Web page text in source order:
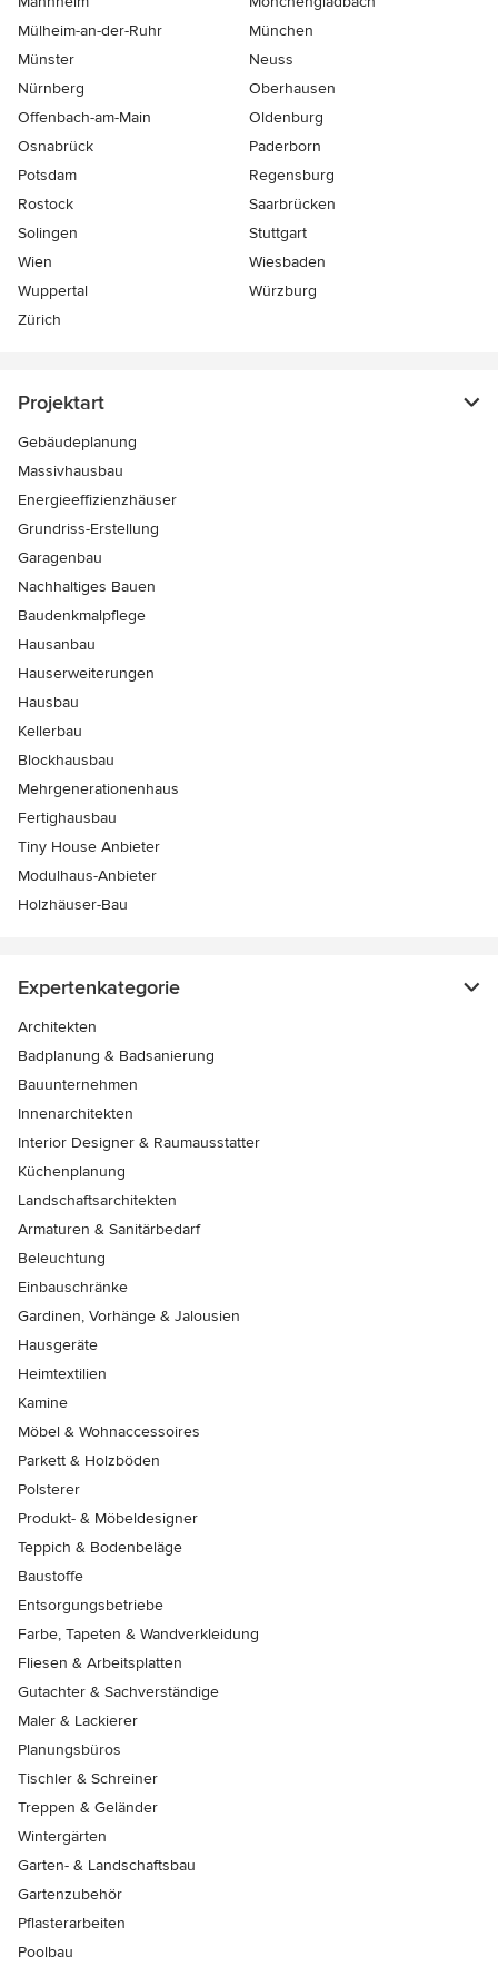
Mülheim-an-der-Ruhr
München
Münster
Neuss
Nürnberg
Oberhausen
Offenbach-am-Main
Oldenburg
Osnabrück
Paderborn
Potsdam
Regensburg
Rostock
Saarbrücken
Solingen
Stuttgart
Wien
Wiesbaden
Wuppertal
Würzburg
Zürich
Projektart
Gebäudeplanung
Massivhausbau
Energieeffizienzhäuser
Grundriss-Erstellung
Garagenbau
Nachhaltiges Bauen
Baudenkmalpflege
Hausanbau
Hauserweiterungen
Hausbau
Kellerbau
Blockhausbau
Mehrgenerationenhaus
Fertighausbau
Tiny House Anbieter
Modulhaus-Anbieter
Holzhäuser-Bau
Expertenkategorie
Architekten
Badplanung & Badsanierung
Bauunternehmen
Innenarchitekten
Interior Designer & Raumausstatter
Küchenplanung
Landschaftsarchitekten
Armaturen & Sanitärbedarf
Beleuchtung
Einbauschränke
Gardinen, Vorhänge & Jalousien
Hausgeräte
Heimtextilien
Kamine
Möbel & Wohnaccessoires
Parkett & Holzböden
Polsterer
Produkt- & Möbeldesigner
Teppich & Bodenbeläge
Baustoffe
Entsorgungsbetriebe
Farbe, Tapeten & Wandverkleidung
Fliesen & Arbeitsplatten
Gutachter & Sachverständige
Maler & Lackierer
Planungsbüros
Tischler & Schreiner
Treppen & Geländer
Wintergärten
Garten- & Landschaftsbau
Gartenzubehör
Pflasterarbeiten
Poolbau